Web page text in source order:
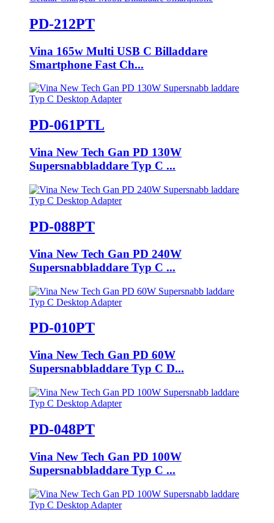
PD-212PT
Vina 165w Multi USB C Billaddare
Smartphone Fast Ch...
PD-061PTL
Vina New Tech Gan PD 130W
Supersnabbladdare Typ C ...
PD-088PT
Vina New Tech Gan PD 240W
Supersnabbladdare Typ C ...
PD-010PT
Vina New Tech Gan PD 60W
Supersnabbladdare Typ C D...
PD-048PT
Vina New Tech Gan PD 100W
Supersnabbladdare Typ C ...